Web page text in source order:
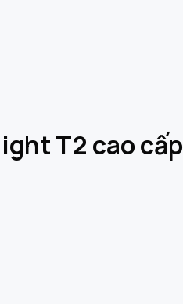
T2 cao cấp